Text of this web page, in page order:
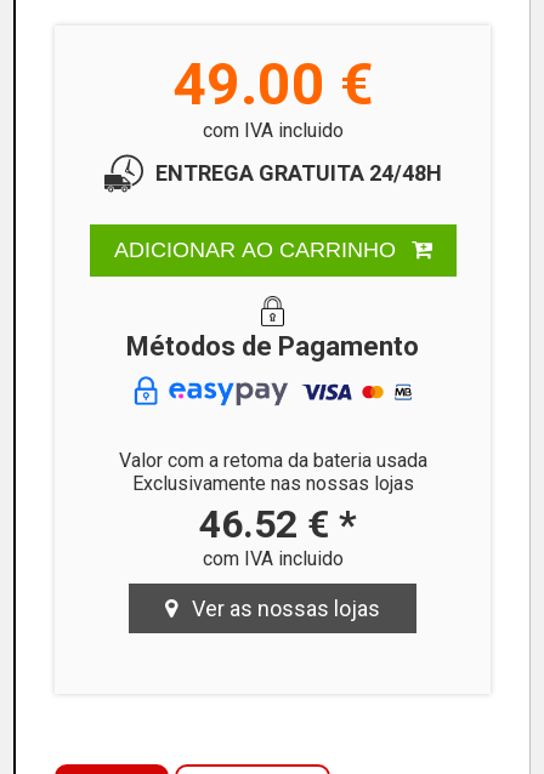
49.00 €
com IVA incluido
ENTREGA GRATUITA 24/48H
ADICIONAR AO CARRINHO
Métodos de Pagamento
Valor com a retoma da bateria usada
Exclusivamente nas nossas lojas
46.52 € *
com IVA incluido
Ver as nossas lojas